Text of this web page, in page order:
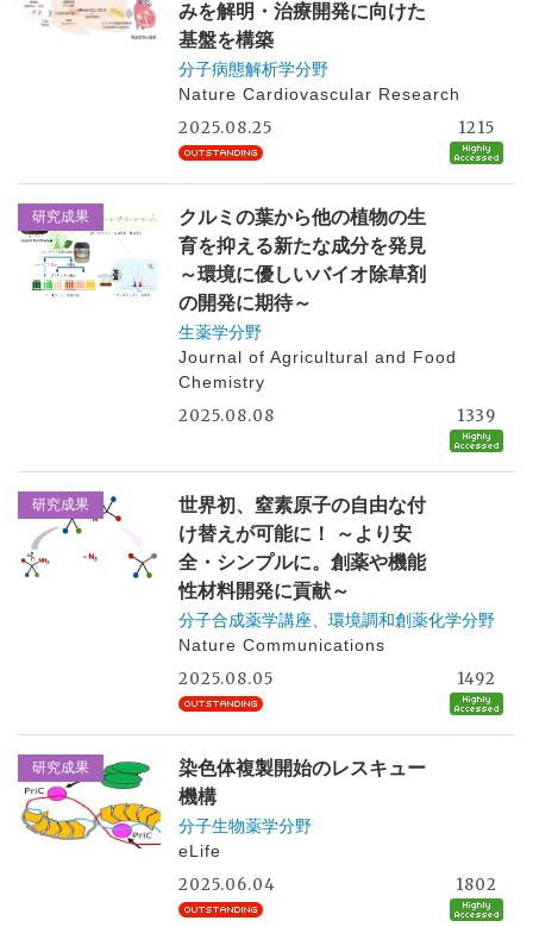
みを解明・治療開発に向けた
基盤を構築
分子病態解析学分野
Nature Cardiovascular Research
2025.08.25 1215
研究成果
クルミの葉から他の植物の生
育を抑える新たな成分を発見
～環境に優しいバイオ除草剤
の開発に期待～
生薬学分野
Journal of Agricultural and Food
Chemistry
2025.08.08 1339
研究成果
世界初、窒素原子の自由な付
け替えが可能に！ ～より安
全・シンプルに。創薬や機能
性材料開発に貢献～
分子合成薬学講座、環境調和創薬化学分野
Nature Communications
2025.08.05 1492
研究成果
染色体複製開始のレスキュー
機構
分子生物薬学分野
eLife
2025.06.04 1802